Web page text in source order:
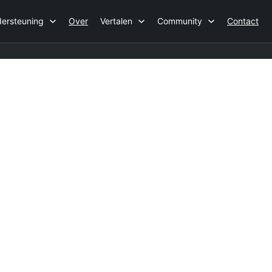
Over Vertalen Community Contact